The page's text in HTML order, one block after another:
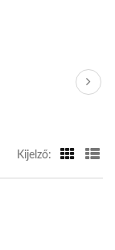
Kijelző: